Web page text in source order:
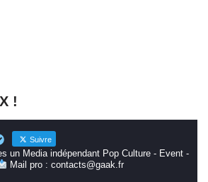
!
Suivre
un Media indépendant Pop Culture - Event -
Mail pro : contacts@gaak.fr